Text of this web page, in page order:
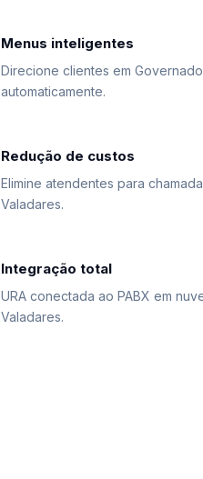
Menus inteligentes
Direcione clientes em
automaticamente.
Redução de custos
Elimine atendentes para
Valadares.
Integração total
URA conectada ao PABX em
Valadares.